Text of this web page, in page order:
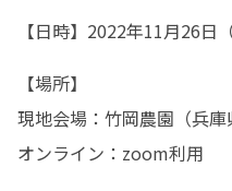
【日時】2022年11月26日
【場所】
現地会場：竹岡農園（兵庫
オンライン：zoom利用